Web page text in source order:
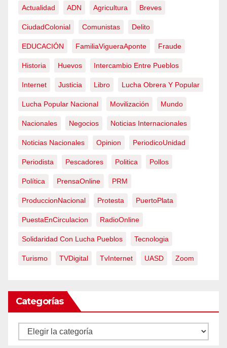
Actualidad ADN Agricultura Breves
CiudadColonial Comunistas Delito
EDUCACIÓN FamiliaVigueraAponte Fraude
Historia Huevos Intercambio Entre Pueblos
Internet Justicia Libro Lucha Obrera Y Popular
Lucha Popular Nacional Movilización Mundo
Nacionales Negocios Noticias Internacionales
Noticias Nacionales Opinion PeriodicoUnidad
Periodista Pescadores Politica Pollos
Política PrensaOnline PRM
ProduccionNacional Protesta PuertoPlata
PuestaEnCirculacion RadioOnline
Solidaridad Con Lucha Pueblos Tecnologia
Turismo TVDigital TvInternet UASD Zoom
Categorías
Categorías